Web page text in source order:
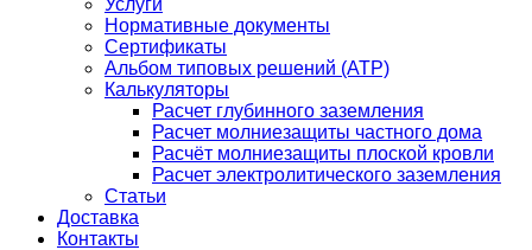
Услуги
Нормативные документы
Сертификаты
Альбом типовых решений (АТР)
Калькуляторы
Расчет глубинного заземления
Расчет молниезащиты частного дома
Расчёт молниезащиты плоской кровли
Расчет электролитического заземления
Статьи
Доставка
Контакты